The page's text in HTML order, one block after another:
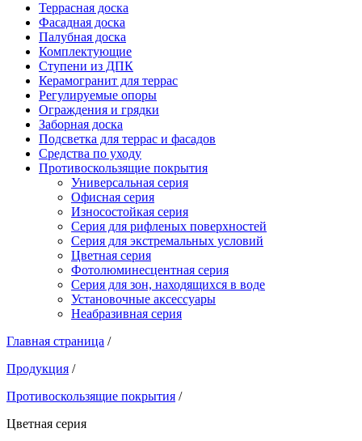
Террасная доска
Фасадная доска
Палубная доска
Комплектующие
Ступени из ДПК
Керамогранит для террас
Регулируемые опоры
Ограждения и грядки
Заборная доска
Подсветка для террас и фасадов
Средства по уходу
Противоскользящие покрытия
Универсальная серия
Офисная серия
Износостойкая серия
Серия для рифленых поверхностей
Серия для экстремальных условий
Цветная серия
Фотолюминесцентная серия
Серия для зон, находящихся в воде
Установочные аксессуары
Неабразивная серия
Главная страница /
Продукция /
Противоскользящие покрытия /
Цветная серия